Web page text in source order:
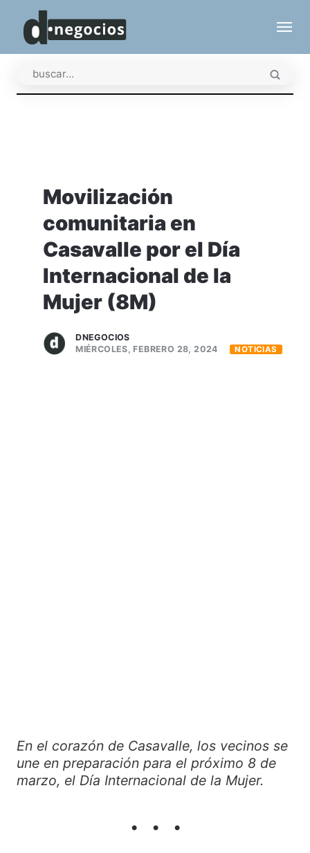
Movilización
comunitaria en
Casavalle por el Día
Internacional de la
Mujer (8M)
DNEGOCIOS
MIÉRCOLES, FEBRERO 28, 2024
NOTICIAS
En el corazón de Casavalle, los vecinos se
une en preparación para el próximo 8 de
marzo, el Día Internacional de la Mujer.